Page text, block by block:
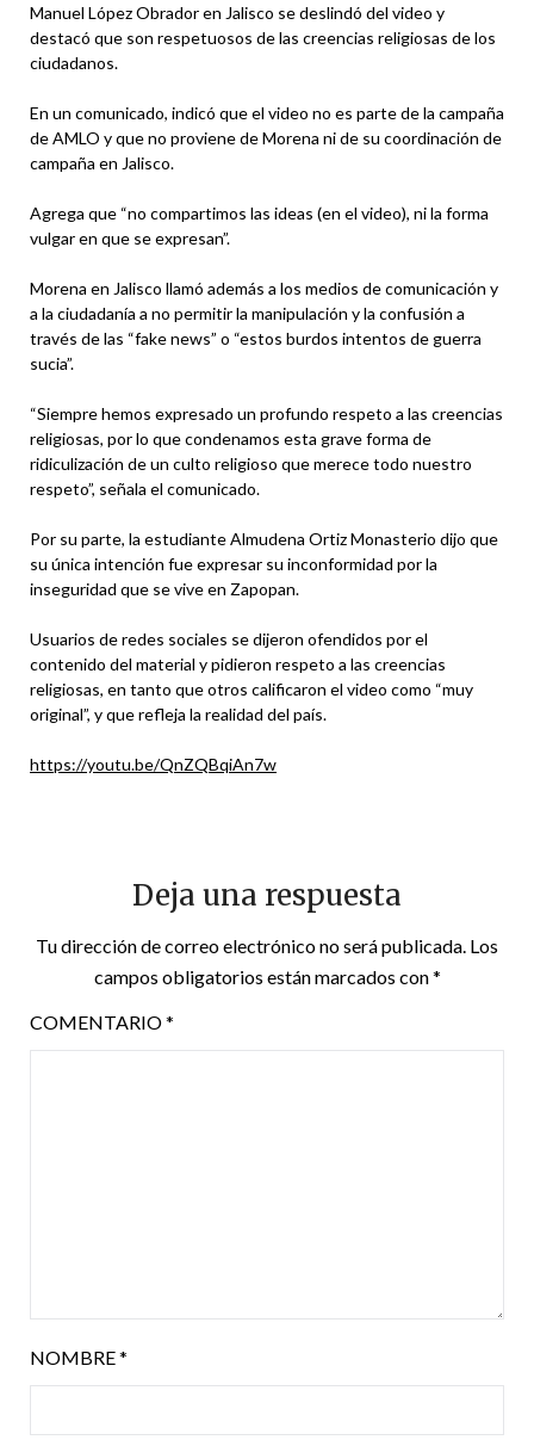
Manuel López Obrador en Jalisco se deslindó del video y
destacó que son respetuosos de las creencias religiosas de los
ciudadanos.
En un comunicado, indicó que el video no es parte de la campaña
de AMLO y que no proviene de Morena ni de su coordinación de
campaña en Jalisco.
Agrega que “no compartimos las ideas (en el video), ni la forma
vulgar en que se expresan”.
Morena en Jalisco llamó además a los medios de comunicación y
a la ciudadanía a no permitir la manipulación y la confusión a
través de las “fake news” o “estos burdos intentos de guerra
sucia”.
“Siempre hemos expresado un profundo respeto a las creencias
religiosas, por lo que condenamos esta grave forma de
ridiculización de un culto religioso que merece todo nuestro
respeto”, señala el comunicado.
Por su parte, la estudiante Almudena Ortiz Monasterio dijo que
su única intención fue expresar su inconformidad por la
inseguridad que se vive en Zapopan.
Usuarios de redes sociales se dijeron ofendidos por el
contenido del material y pidieron respeto a las creencias
religiosas, en tanto que otros calificaron el video como “muy
original”, y que refleja la realidad del país.
https://youtu.be/QnZQBqiAn7w
Deja una respuesta
Tu dirección de correo electrónico no será publicada. Los
campos obligatorios están marcados con*
COMENTARIO*
NOMBRE*